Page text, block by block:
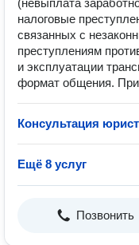
(невыплата
налоговые
связанных с
преступлениям
и эксплуатации
формат общения.
Консультация
Ещё 8 услуг
Позвонить